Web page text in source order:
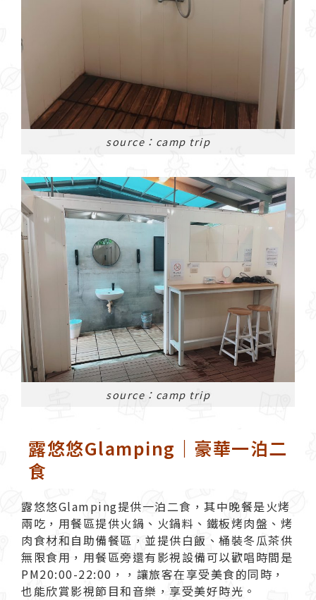
source：camp trip
source：camp trip
露悠悠Glamping｜豪華一泊二
食
露悠悠Glamping提供一泊二食，其中晚餐是火烤
兩吃，用餐區提供火鍋、火鍋料、鐵板烤肉盤、烤
肉食材和自助備餐區，並提供白飯、桶裝冬瓜茶供
無限食用，用餐區旁還有影視設備可以歡唱時間是
PM20:00-22:00，，讓旅客在享受美食的同時，
也能欣賞影視節目和音樂，享受美好時光。